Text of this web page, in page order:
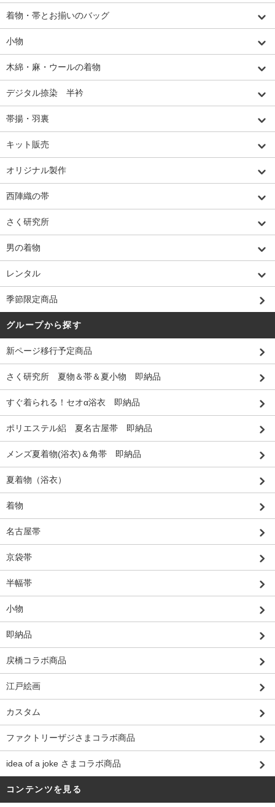
着物・帯とお揃いのバッグ
小物
木綿・麻・ウールの着物
デジタル捺染 半衿
帯揚・羽裏
キット販売
オリジナル製作
西陣織の帯
さく研究所
男の着物
レンタル
季節限定商品
グループから探す
新ページ移行予定商品
さく研究所 夏物＆帯＆夏小物 即納品
すぐ着られる！セオα浴衣 即納品
ポリエステル絽 夏名古屋帯 即納品
メンズ夏着物(浴衣)＆角帯 即納品
夏着物（浴衣）
着物
名古屋帯
京袋帯
半幅帯
小物
即納品
戻橋コラボ商品
江戸絵画
カスタム
ファクトリーザジさまコラボ商品
idea of a joke さまコラボ商品
コンテンツを見る